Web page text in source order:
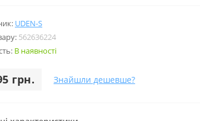
UDEN-S
562636224
В наявності
грн. Знайшли дешевше?